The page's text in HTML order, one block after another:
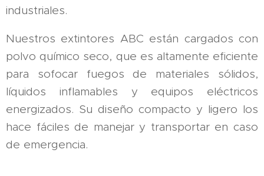
industriales.
Nuestros extintores ABC están cargados con
polvo químico seco, que es altamente eficiente
para sofocar fuegos de materiales sólidos,
líquidos inflamables y equipos eléctricos
energizados. Su diseño compacto y ligero los
hace fáciles de manejar y transportar en caso
de emergencia.